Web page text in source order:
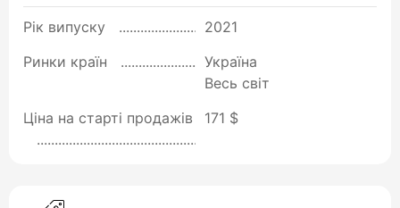
Рік випуску
2021
Ринки країн
Україна
Весь світ
Ціна на старті продажів
171 $